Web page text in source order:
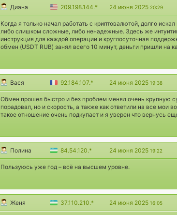
Диана 209.198.144.* 24 июня 2025 20:29
Когда я только начал работать с криптовалютой, долго
либо слишком сложные, либо ненадежные. Здесь же
инструкция для каждой операции и круглосуточная
обмен (USDT RUB) занял всего 10 минут, деньги пришли на
Вася 92.184.107.* 24 июня 2025 19:38
Обмен прошел быстро и без проблем менял очень крупную
порадовал, но и скорость, а также как ответили на все мои
такое отношение очень подкупает и я уверен что вернусь
Полина 84.54.120.* 24 июня 2025 19:22
Пользуюсь уже год – всё на высшем уровне.
Женя 37.110.210.* 24 июня 2025 16:05